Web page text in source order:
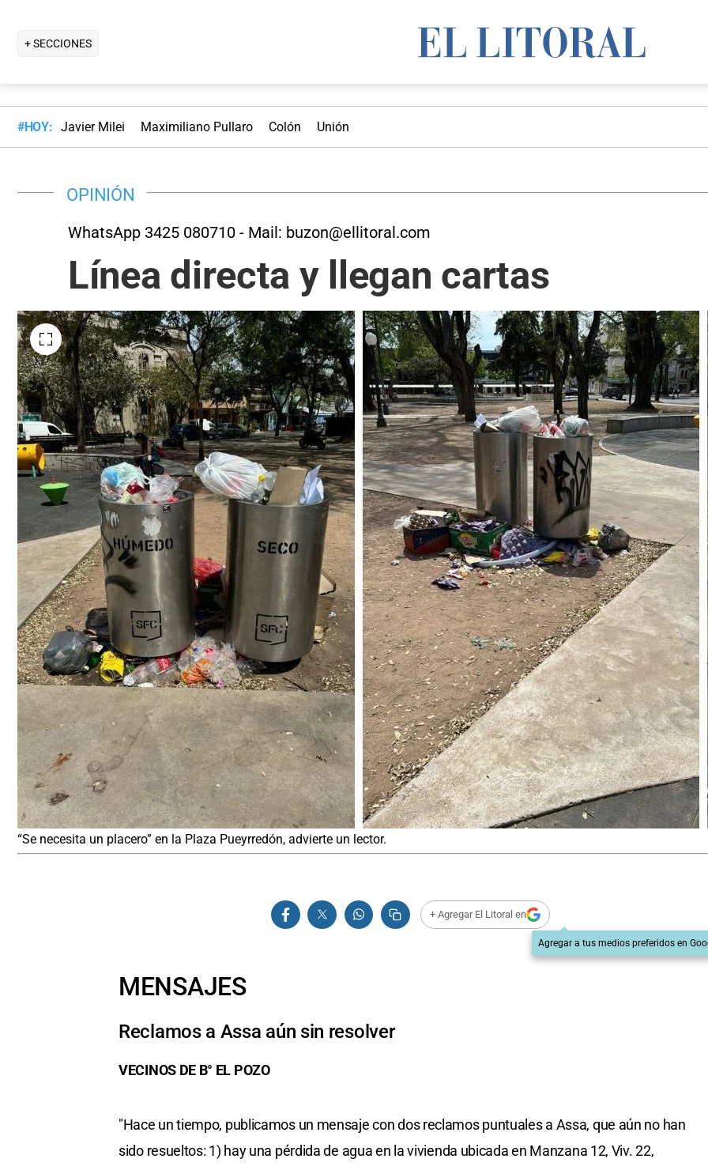
+ SECCIONES
#HOY: Javier Milei Maximiliano Pullaro Colón Unión
OPINIÓN
WhatsApp 3425 080710 - Mail: buzon@ellitoral.com
Línea directa y llegan cartas
“Se necesita un placero” en la Plaza Pueyrredón, advierte un lector.
+ Agregar El Litoral en
Agregar a tus medios preferidos en
MENSAJES
Reclamos a Assa aún sin resolver
VECINOS DE B° EL POZO
"Hace un tiempo, publicamos un mensaje con dos reclamos puntuales a Assa, que aún no han
sido resueltos: 1) hay una pérdida de agua en la vivienda ubicada en Manzana 12, Viv. 22,